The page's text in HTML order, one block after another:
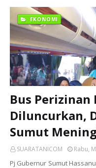
EKONOMI
Bus Perizinan
Diluncurkan,
Sumut
SUARATANICOM Rabu,
Pj Gubernur Sumut